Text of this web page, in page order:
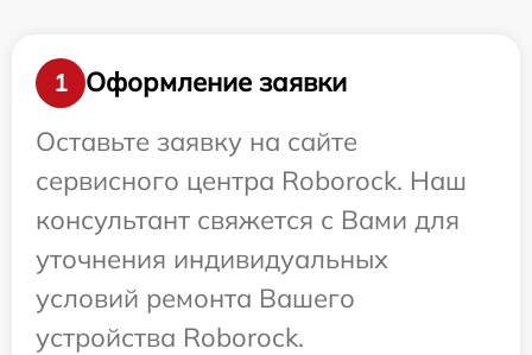
1
Оформление заявки
Оставьте заявку на сайте
сервисного центра Roborock. Наш
консультант свяжется с Вами для
уточнения индивидуальных
условий ремонта Вашего
устройства Roborock.